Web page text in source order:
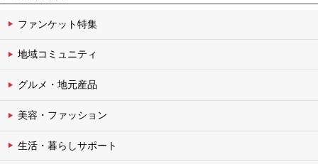
ファンケット特集
地域コミュニティ
グルメ・地元産品
美容・ファッション
生活・暮らしサポート